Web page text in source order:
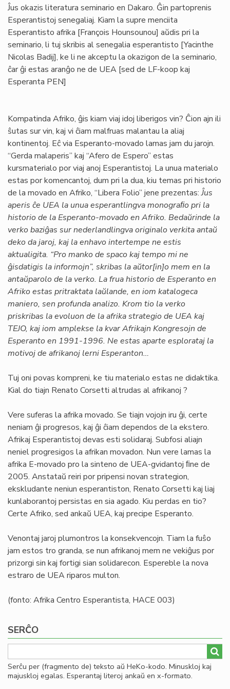
Ĵus okazis literatura seminario en Dakaro. Ĝin partoprenis
Esperantistoj senegaliaj. Kiam la supre menciita
Esperantisto afrika [François Hounsounou] aŭdis pri la
seminario, li tuj skribis al senegalia esperantisto [Yacinthe
Nicolas Badij], ke li ne akceptu la okazigon de la seminario,
ĉar ĝi estas aranĝo ne de UEA [sed de LF-koop kaj
Esperanta PEN]
Kompatinda Afriko, ĝis kiam viaj idoj liberigos vin? Ĉion ajn ili
ŝutas sur vin, kaj vi ĉiam malfruas malantau la aliaj
kontinentoj. Eĉ via Esperanto-movado lamas jam du jarojn.
“Gerda malaperis” kaj “Afero de Espero” estas
kursmaterialo por viaj anoj Esperantistoj. La unua materialo
estas por komencantoj, dum pri la dua, kiu temas pri historio
de la movado en Afriko, “Libera Folio” jene prezentas:Ĵus
aperis ĉe UEA la unua esperantlingva monograﬁo pri la
historio de la Esperanto-movado en Afriko. Bedaŭrinde la
verko baziĝas sur nederlandlingva originalo verkita antaŭ
deko da jaroj, kaj la enhavo intertempe ne estis
aktualigita. “Pro manko de spaco kaj tempo mi ne
ĝisdatigis la informojn”, skribas la aŭtor[in]o mem en la
antaŭparolo de la verko. La frua historio de Esperanto en
Afriko estas pritraktata laŭlande, en iom katalogeca
maniero, sen profunda analizo. Krom tio la verko
priskribas la evoluon de la afrika strategio de UEA kaj
TEJO, kaj iom amplekse la kvar Afrikajn Kongresojn de
Esperanto en 1991-1996. Ne estas aparte esplorataj la
motivoj de afrikanoj lerni Esperanton…
Tuj oni povas kompreni, ke tiu materialo estas ne didaktika.
Kial do tiajn Renato Corsetti altrudas al afrikanoj ?
Vere suferas la afrika movado. Se tiajn vojojn iru ĝi, certe
neniam ĝi progresos, kaj ĝi ĉiam dependos de la ekstero.
Afrikaj Esperantistoj devas esti solidaraj. Subfosi aliajn
neniel progresigos la afrikan movadon. Nun vere lamas la
afrika E-movado pro la sinteno de UEA-gvidantoj ﬁne de
2005. Anstataŭ reiri por pripensi novan strategion,
ekskludante neniun esperantiston, Renato Corsetti kaj liaj
kunlaborantoj persistas en sia agado. Kiu perdas en tio?
Certe Afriko, sed ankaŭ UEA, kaj precipe Esperanto.
Venontaj jaroj plumontros la konsekvencojn. Tiam la fuŝo
jam estos tro granda, se nun afrikanoj mem ne vekiĝus por
prizorgi sin kaj fortigi sian solidarecon. Espereble la nova
estraro de UEA riparos multon.
(fonto: Afrika Centro Esperantista, HACE 003)
SERĈO
Serĉu per (fragmento de) teksto aŭ HeKo-kodo. Minuskloj kaj
majuskloj egalas. Esperantaj literoj ankaŭ en x-formato.